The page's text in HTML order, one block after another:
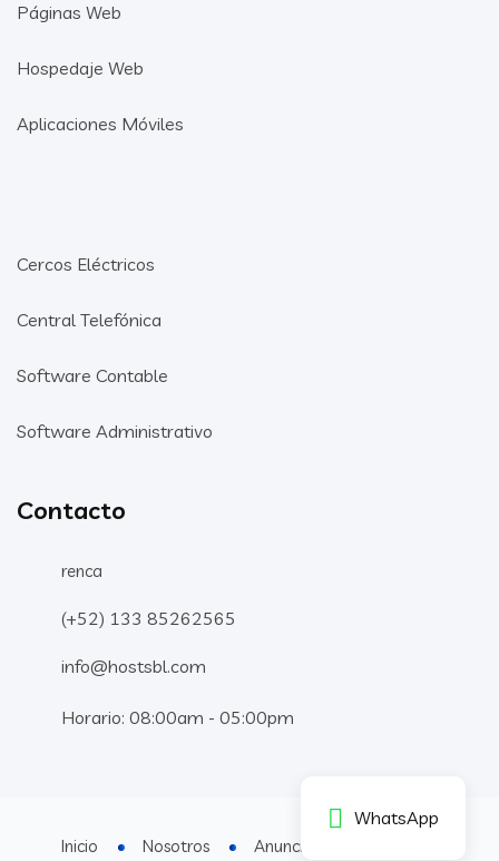
Páginas Web
Hospedaje Web
Aplicaciones Móviles
Cercos Eléctricos
Central Telefónica
Software Contable
Software Administrativo
Contacto
renca
(+52) 133 85262565
info@hostsbl.com
Horario: 08:00am - 05:00pm
Inicio Nosotros Anuncios
WhatsApp